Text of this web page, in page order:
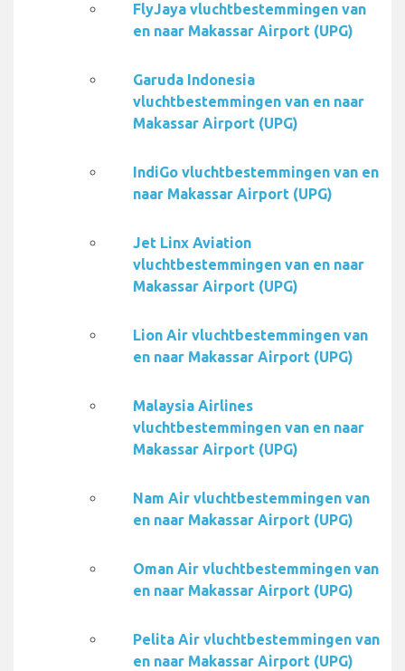
FlyJaya vluchtbestemmingen van
en naar Makassar Airport (UPG)
Garuda Indonesia
vluchtbestemmingen van en naar
Makassar Airport (UPG)
IndiGo vluchtbestemmingen van en
naar Makassar Airport (UPG)
Jet Linx Aviation
vluchtbestemmingen van en naar
Makassar Airport (UPG)
Lion Air vluchtbestemmingen van
en naar Makassar Airport (UPG)
Malaysia Airlines
vluchtbestemmingen van en naar
Makassar Airport (UPG)
Nam Air vluchtbestemmingen van
en naar Makassar Airport (UPG)
Oman Air vluchtbestemmingen van
en naar Makassar Airport (UPG)
Pelita Air vluchtbestemmingen van
en naar Makassar Airport (UPG)